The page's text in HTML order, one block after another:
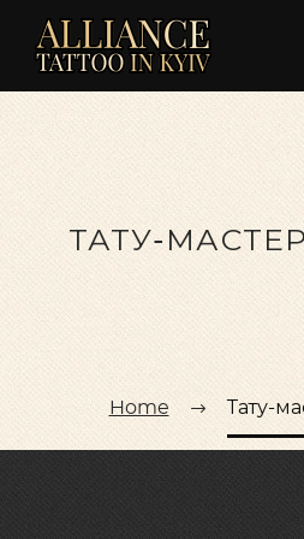
ТАТУ-
Home Тату-